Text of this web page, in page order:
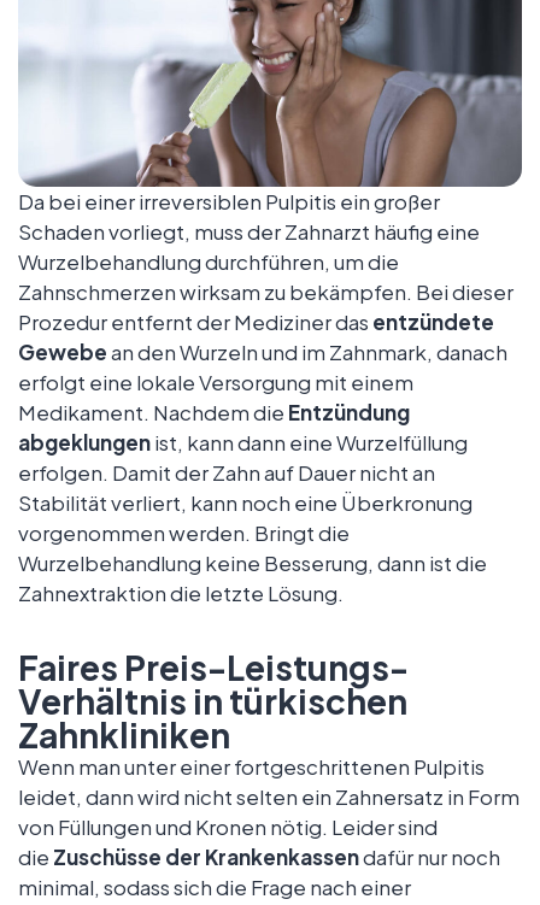
Da bei einer irreversiblen Pulpitis ein großer
Schaden vorliegt, muss der Zahnarzt häufig eine
Wurzelbehandlung durchführen, um die
Zahnschmerzen wirksam zu bekämpfen. Bei dieser
Prozedur entfernt der Mediziner das entzündete
Gewebean den Wurzeln und im Zahnmark, danach
erfolgt eine lokale Versorgung mit einem
Medikament. Nachdem die Entzündung
abgeklungenist, kann dann eine Wurzelfüllung
erfolgen. Damit der Zahn auf Dauer nicht an
Stabilität verliert, kann noch eine Überkronung
vorgenommen werden. Bringt die
Wurzelbehandlung keine Besserung, dann ist die
Zahnextraktion die letzte Lösung.
Faires Preis-Leistungs-
Verhältnis in türkischen
Zahnkliniken
Wenn man unter einer fortgeschrittenen Pulpitis
leidet, dann wird nicht selten ein Zahnersatz in Form
von Füllungen und Kronen nötig. Leider sind
die Zuschüsse der Krankenkassendafür nur noch
minimal, sodass sich die Frage nach einer